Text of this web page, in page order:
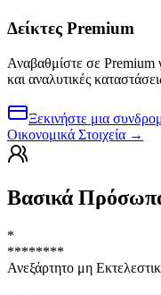
Δείκτες Premium
Αναβαθμίστε σε Premium
και αναλυτικές
Ξεκινήστε μια
Οικονομικά Στοιχεία →
Βασικά
*
********
Ανεξάρτητο μη